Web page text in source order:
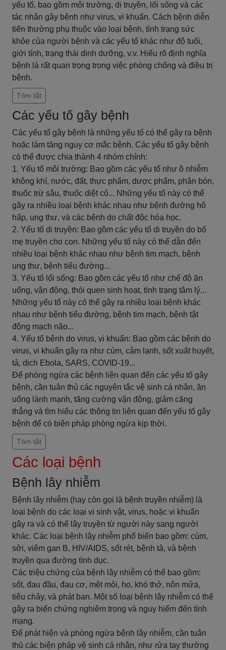
yếu tố, bao gồm môi trường, di truyền, lối sống và các
tác nhân gây bệnh như virus, vi khuẩn. Cách bệnh diễn
tiến thường phụ thuộc vào loại bệnh, tình trạng sức
khỏe của người bệnh và các yếu tố khác như độ tuổi,
giới tính, trạng thái dinh dưỡng, v.v. Hiểu rõ định nghĩa
bệnh là rất quan trọng trong việc phòng chống và điều trị
bệnh.
Tóm tắt
Các yếu tố gây bệnh
Các yếu tố gây bệnh là những yếu tố có thể gây ra bệnh
hoặc làm tăng nguy cơ mắc bệnh. Các yếu tố gây bệnh
có thể được chia thành 4 nhóm chính:
1. Yếu tố môi trường: Bao gồm các yếu tố như ô nhiễm
không khí, nước, đất, thực phẩm, dược phẩm, phân bón,
thuốc trừ sâu, thuốc diệt cỏ... Những yếu tố này có thể
gây ra nhiều loại bệnh khác nhau như bệnh đường hô
hấp, ung thư, và các bệnh do chất độc hóa học.
2. Yếu tố di truyền: Bao gồm các yếu tố di truyền do bố
mẹ truyền cho con. Những yếu tố này có thể dẫn đến
nhiều loại bệnh khác nhau như bệnh tim mạch, bệnh
ung thư, bệnh tiểu đường...
3. Yếu tố lối sống: Bao gồm các yếu tố như chế độ ăn
uống, vận động, thói quen sinh hoạt, tình trạng tâm lý...
Những yếu tố này có thể gây ra nhiều loại bệnh khác
nhau như bệnh tiểu đường, bệnh tim mạch, bệnh tật
động mạch não...
4. Yếu tố bệnh do virus, vi khuẩn: Bao gồm các bệnh do
virus, vi khuẩn gây ra như cúm, cảm lạnh, sốt xuất huyết,
tả, dịch Ebola, SARS, COVID-19...
Để phòng ngừa các bệnh liên quan đến các yếu tố gây
bệnh, cần tuân thủ các nguyên tắc vệ sinh cá nhân, ăn
uống lành mạnh, tăng cường vận động, giảm căng
thẳng và tìm hiểu các thông tin liên quan đến yếu tố gây
bệnh để có biện pháp phòng ngừa kịp thời.
Tóm tắt
Các loại bệnh
Bệnh lây nhiễm
Bệnh lây nhiễm (hay còn gọi là bệnh truyền nhiễm) là
loại bệnh do các loại vi sinh vật, virus, hoặc vi khuẩn
gây ra và có thể lây truyền từ người này sang người
khác. Các loại bệnh lây nhiễm phổ biến bao gồm: cúm,
sởi, viêm gan B, HIV/AIDS, sốt rét, bệnh tả, và bệnh
truyền qua đường tình dục.
Các triệu chứng của bệnh lây nhiễm có thể bao gồm:
sốt, đau đầu, đau cơ, mệt mỏi, ho, khó thở, nôn mửa,
tiêu chảy, và phát ban. Một số loại bệnh lây nhiễm có thể
gây ra biến chứng nghiêm trọng và nguy hiểm đến tính
mạng.
Để phát hiện và phòng ngừa bệnh lây nhiễm, cần tuân
thủ các biện pháp vệ sinh cá nhân, như rửa tay thường